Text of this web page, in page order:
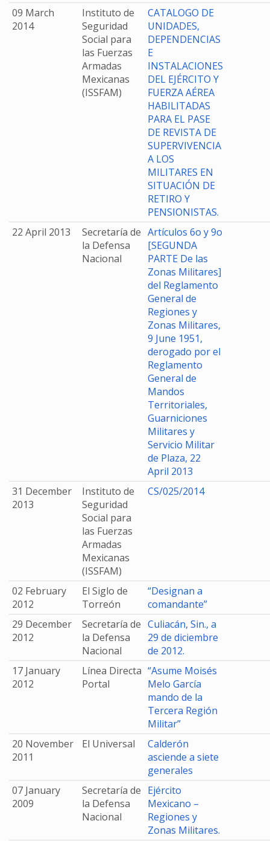
09 March
2014
Instituto de
Seguridad
Social para
las Fuerzas
Armadas
Mexicanas
(ISSFAM)
CATALOGO DE
UNIDADES,
DEPENDENCIAS
E
INSTALACIONES
DEL EJÉRCITO Y
FUERZA AÉREA
HABILITADAS
PARA EL PASE
DE REVISTA DE
SUPERVIVENCIA
A LOS
MILITARES EN
SITUACIÓN DE
RETIRO Y
PENSIONISTAS.
22 April 2013
Secretaría de
la Defensa
Nacional
Artículos 6o y 9o
[SEGUNDA
PARTE De las
Zonas Militares]
del Reglamento
General de
Regiones y
Zonas Militares,
9 June 1951,
derogado por el
Reglamento
General de
Mandos
Territoriales,
Guarniciones
Militares y
Servicio Militar
de Plaza, 22
April 2013
31 December
2013
Instituto de
Seguridad
Social para
las Fuerzas
Armadas
Mexicanas
(ISSFAM)
CS/025/2014
02 February
2012
El Siglo de
Torreón
“Designan a
comandante”
29 December
2012
Secretaría de
la Defensa
Nacional
Culiacán, Sin., a
29 de diciembre
de 2012.
17 January
2012
Línea Directa
Portal
“Asume Moisés
Melo García
mando de la
Tercera Región
Militar”
20 November
2011
El Universal
Calderón
asciende a siete
generales
07 January
2009
Secretaría de
la Defensa
Nacional
Ejército
Mexicano –
Regiones y
Zonas Militares.